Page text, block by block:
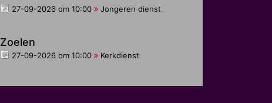
27-09-2026 om 10:00 Jongeren dienst
Zoelen
27-09-2026 om 10:00 Kerkdienst